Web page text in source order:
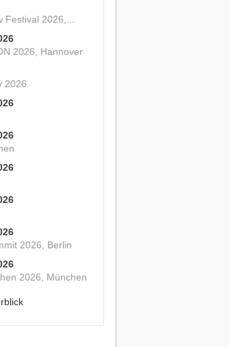
2026,...
2026, Hannover
2026
2026, Berlin
2026, München